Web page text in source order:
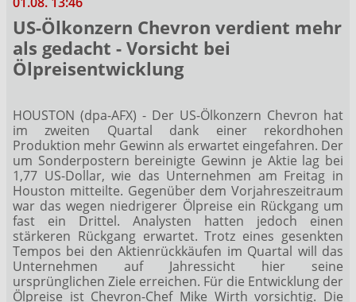
US-Ölkonzern Chevron verdient mehr
als gedacht - Vorsicht bei
Ölpreisentwicklung
HOUSTON (dpa-AFX) - Der US-Ölkonzern Chevron hat
im zweiten Quartal dank einer rekordhohen
Produktion mehr Gewinn als erwartet eingefahren. Der
um Sonderpostern bereinigte Gewinn je Aktie lag bei
1,77 US-Dollar, wie das Unternehmen am Freitag in
Houston mitteilte. Gegenüber dem Vorjahreszeitraum
war das wegen niedrigerer Ölpreise ein Rückgang um
fast ein Drittel. Analysten hatten jedoch einen
stärkeren Rückgang erwartet. Trotz eines gesenkten
Tempos bei den Aktienrückkäufen im Quartal will das
Unternehmen auf Jahressicht hier seine
ursprünglichen Ziele erreichen. Für die Entwicklung der
Ölpreise ist Chevron-Chef Mike Wirth vorsichtig. Die